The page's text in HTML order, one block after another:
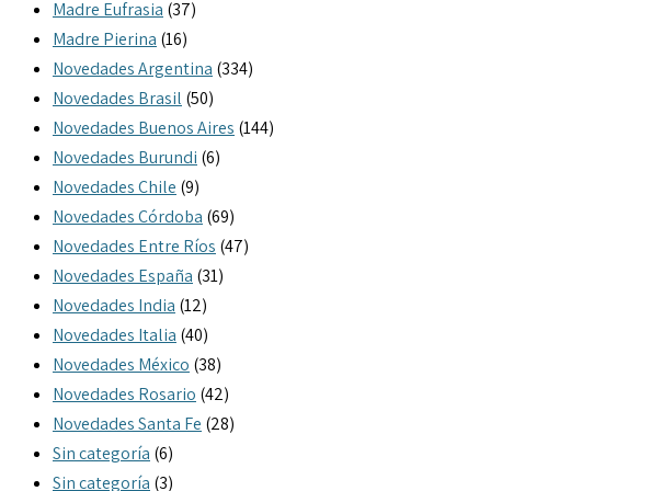
Madre Eufrasia (37)
Madre Pierina (16)
Novedades Argentina (334)
Novedades Brasil (50)
Novedades Buenos Aires (144)
Novedades Burundi (6)
Novedades Chile (9)
Novedades Córdoba (69)
Novedades Entre Ríos (47)
Novedades España (31)
Novedades India (12)
Novedades Italia (40)
Novedades México (38)
Novedades Rosario (42)
Novedades Santa Fe (28)
Sin categoría (6)
Sin categoría (3)